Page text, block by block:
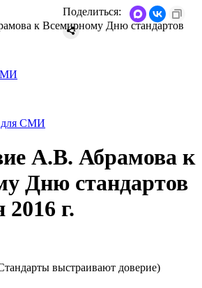
к Всемирному Дню стандартов
Поделиться:
для СМИ
А.В. Абрамова к
Дню стандартов
2016 г.
выстраивают доверие)